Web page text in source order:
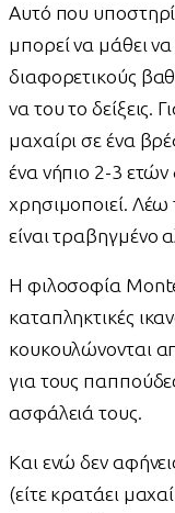
Αυτό που
μπορεί να μάθει
διαφορετικούς
να του το δείξεις.
μαχαίρι σε ένα
ένα νήπιο 2-3 ετών
χρησιμοποιεί. Λέω
είναι τραβηγμένο
Η φιλοσοφία
καταπληκτικές
κουκουλώνονται
για τους
ασφάλειά τους.
Και ενώ δεν
(είτε κρατάει